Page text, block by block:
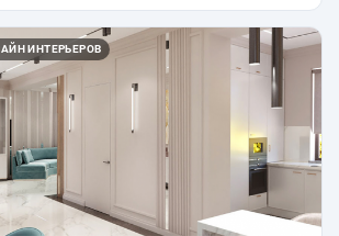
ИНТЕРЬЕРОВ